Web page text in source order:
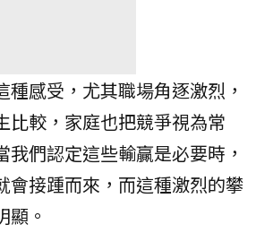
種感受，尤其職場角逐激烈，
比較，家庭也把競爭視為常
我們認定這些輸贏是必要時，
會接踵而來，而這種激烈的攀
顯。